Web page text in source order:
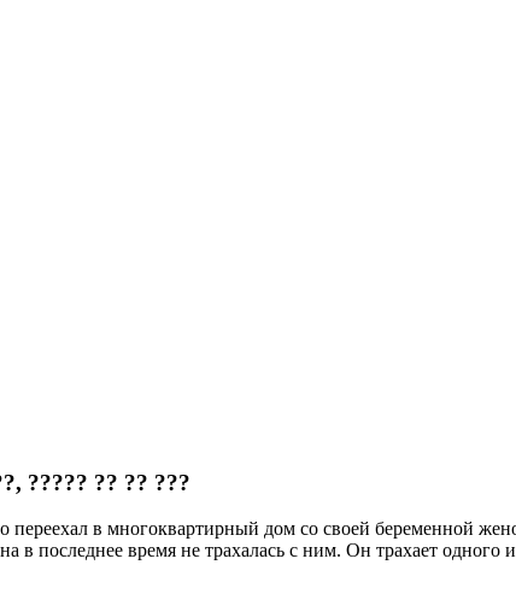
????? ?? ?? ???
в многоквартирный дом со своей беременной
в последнее время не трахалась с ним. Он трахает одного